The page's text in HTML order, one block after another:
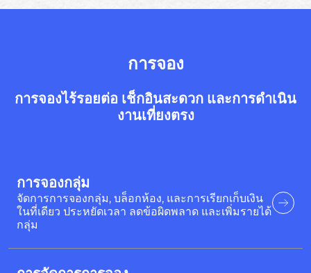
การจอง
การจองไร้รอยต่อ เช็กอินสะดวก และการดำเนิน
งานเที่ยงตรง
การจองกลุ่ม
จัดการการจองกลุ่ม, บล็อกห้อง, และการเรียกเก็บเงิน
ในที่เดียว ประหยัดเวลา ลดข้อผิดพลาด และเพิ่มรายได้
กลุ่ม